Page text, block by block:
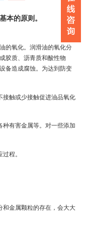
本的原则。
的氧化。润滑油的氧化分
胶质、沥青质和酸性物
备造成腐蚀。为达到防变
接触或少接触促进油品氧化
有害金属等。对一些添加
程。
和金属颗粒的存在，会大大